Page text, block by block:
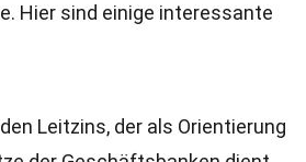
Hier sind einige interessante
Leitzins, der als Orientierung